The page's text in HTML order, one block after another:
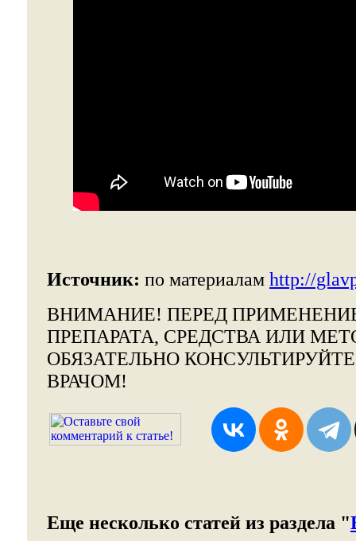
Источник: по материалам http://
ВНИМАНИЕ! ПЕРЕД
ПРЕПАРАТА, СРЕДСТВА ИЛИ
ОБЯЗАТЕЛЬНО
ВРАЧОМ!
Еще несколько статей из раздела "